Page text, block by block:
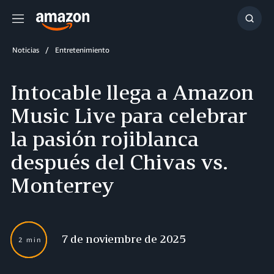
Menú
Noticias Entretenimiento
Intocable llega a Amazon
Music Live para celebrar
la pasión rojiblanca
después del Chivas vs.
Monterrey
2 min 7 de noviembre de 2025